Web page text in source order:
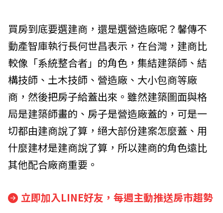
買房到底要選建商，還是選營造廠呢？馨傳不
動產智庫執行長何世昌表示，在台灣，建商比
較像「系統整合者」的角色，集結建築師、結
構技師、土木技師、營造廠、大小包商等廠
商，然後把房子給蓋出來。雖然建築圖面與格
局是建築師畫的、房子是營造廠蓋的，可是一
切都由建商說了算，絕大部份建案怎麼蓋、用
什麼建材是建商說了算，所以建商的角色遠比
其他配合廠商重要。
立即加入LINE好友，每週主動推送房市趨勢